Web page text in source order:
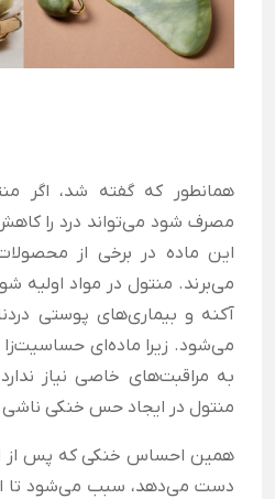
همانطور که گفته شد، اگر
مصرف شود می‌تواند درد را
این ماده در برخی از
می‌برند. منتول در مواد اولیه
آکنه و بیماری‌های پوستی
می‌شود. زیرا ماده‌ای
به مراقبت‌های خاصی نیاز
منتول در ایجاد حس خنکی
همین احساس خنکی‌ که پس از
دست می‌دهد، سبب می‌شود تا